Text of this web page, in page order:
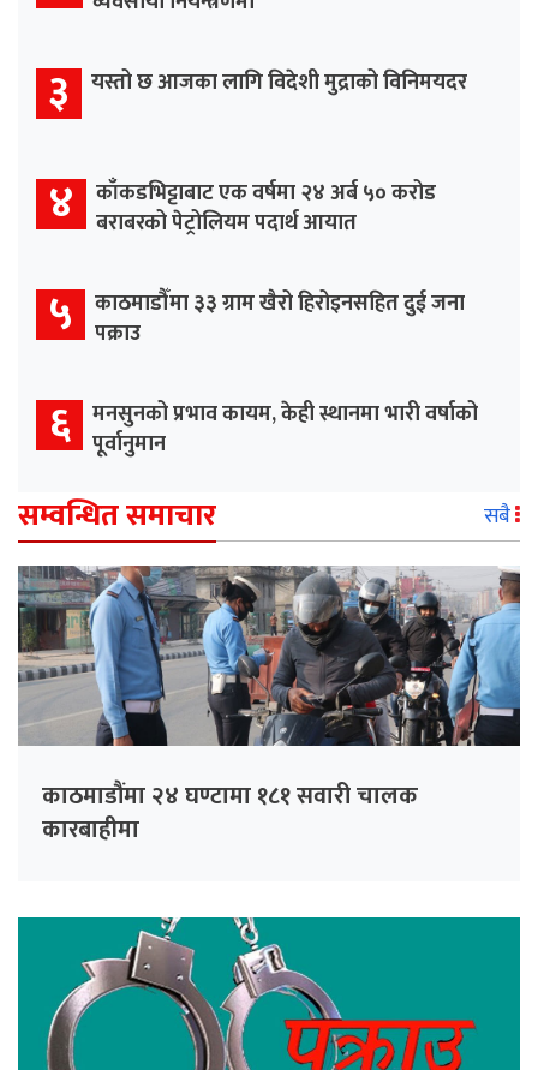
३ यस्तो छ आजका लागि विदेशी मुद्राको विनिमयदर
४ काँकडभिट्टाबाट एक वर्षमा २४ अर्ब ५० करोड
बराबरको पेट्रोलियम पदार्थ आयात
५ काठमाडौँमा ३३ ग्राम खैरो हिरोइनसहित दुई जना
पक्राउ
६ मनसुनको प्रभाव कायम, केही स्थानमा भारी वर्षाको
पूर्वानुमान
सम्वन्धित समाचार सबै
काठमाडौंमा २४ घण्टामा १८१ सवारी चालक
कारबाहीमा